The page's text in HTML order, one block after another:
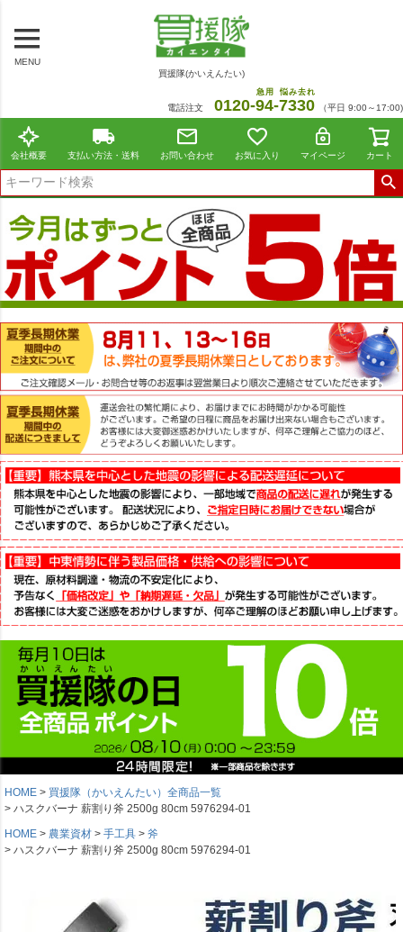
MENU
買援隊(かいえんたい)
電話注文 0120-94
急用
-7330
悩み去れ
（平日 9:00～17:00)
会社概要 支払い方法・送料 お問い合わせ お気に入り マイページ カート
HOME
買援隊（かいえんたい）全商品一覧
ハスクバーナ 薪割り斧 2500g 80cm 5976294-01
HOME
農業資材 手工具
斧
ハスクバーナ 薪割り斧 2500g 80cm 5976294-01